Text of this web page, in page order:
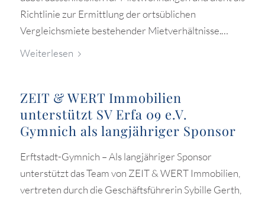
Richtlinie zur Ermittlung der ortsüblichen
Vergleichsmiete bestehender Mietverhältnisse.…
Weiterlesen
ZEIT & WERT Immobilien
unterstützt SV Erfa 09 e.V.
Gymnich als langjähriger Sponsor
Erftstadt-Gymnich – Als langjähriger Sponsor
unterstützt das Team von ZEIT & WERT Immobilien,
vertreten durch die Geschäftsführerin Sybille Gerth,